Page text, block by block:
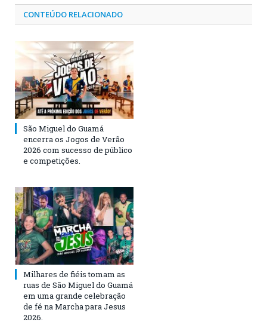
CONTEÚDO RELACIONADO
São Miguel do Guamá
encerra os Jogos de Verão
2026 com sucesso de público
e competições.
Milhares de fiéis tomam as
ruas de São Miguel do Guamá
em uma grande celebração
de fé na Marcha para Jesus
2026.